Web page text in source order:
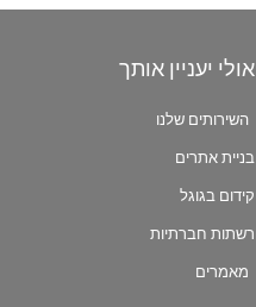
אולי יעניין אותך
השירותים שלנו
בניית אתרים
קידום בגוגל
רשתות חברתיות
מאמרים